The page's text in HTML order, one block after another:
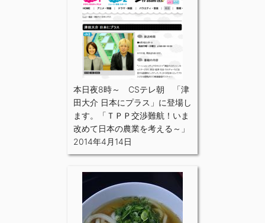
本日夜8時～ CSテレ朝 「津
田大介 日本にプラス」に登場し
ます。「ＴＰＰ交渉難航！いま
改めて日本の農業を考える～」
2014年4月14日